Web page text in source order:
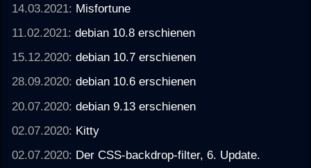
14.03.2021: Misfortune
11.02.2021:debian 10.8 erschienen
15.12.2020:debian 10.7 erschienen
28.09.2020:debian 10.6 erschienen
20.07.2020:debian 9.13 erschienen
02.07.2020: Kitty
02.07.2020: Der CSS-backdrop-filter, 6. Update.